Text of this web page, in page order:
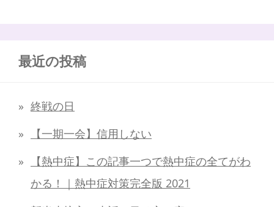
最近の投稿
終戦の日
【一期一会】信用しない
【熱中症】この記事一つで熱中症の全てがわ
かる！｜熱中症対策完全版 2021